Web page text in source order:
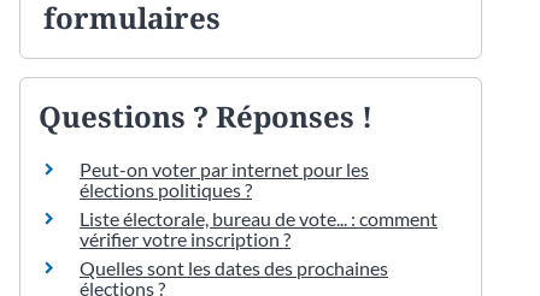
formulaires
Questions ? Réponses !
Peut-on voter par internet pour les
élections politiques ?
Liste électorale, bureau de vote... : comment
vérifier votre inscription ?
Quelles sont les dates des prochaines
élections ?